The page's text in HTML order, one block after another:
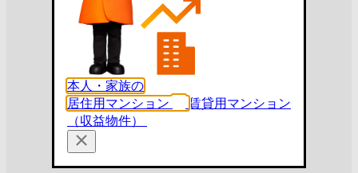
本人・家族の
居住用マンション
賃貸用マンション
（収益物件）